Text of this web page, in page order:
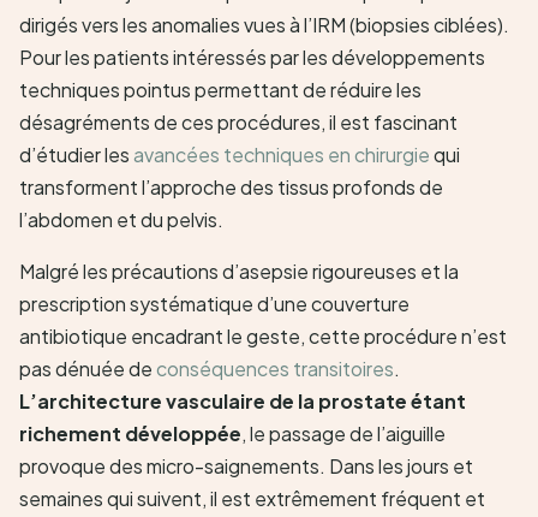
dirigés vers les anomalies vues à l’IRM (biopsies ciblées).
Pour les patients intéressés par les développements
techniques pointus permettant de réduire les
désagréments de ces procédures, il est fascinant
d’étudier lesavancées techniques en chirurgiequi
transforment l’approche des tissus profonds de
l’abdomen et du pelvis.
Malgré les précautions d’asepsie rigoureuses et la
prescription systématique d’une couverture
antibiotique encadrant le geste, cette procédure n’est
pas dénuée deconséquences transitoires.
L’architecture vasculaire de la prostate étant
richement développée, le passage de l’aiguille
provoque des micro-saignements. Dans les jours et
semaines qui suivent, il est extrêmement fréquent et